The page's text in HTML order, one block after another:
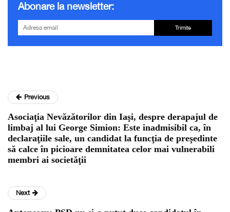
Abonare la newsletter:
Trimite
Previous
Asociaţia Nevăzătorilor din Iaşi, despre derapajul de
limbaj al lui George Simion: Este inadmisibil ca, în
declaraţiile sale, un candidat la funcţia de preşedinte
să calce în picioare demnitatea celor mai vulnerabili
membri ai societăţii
Next